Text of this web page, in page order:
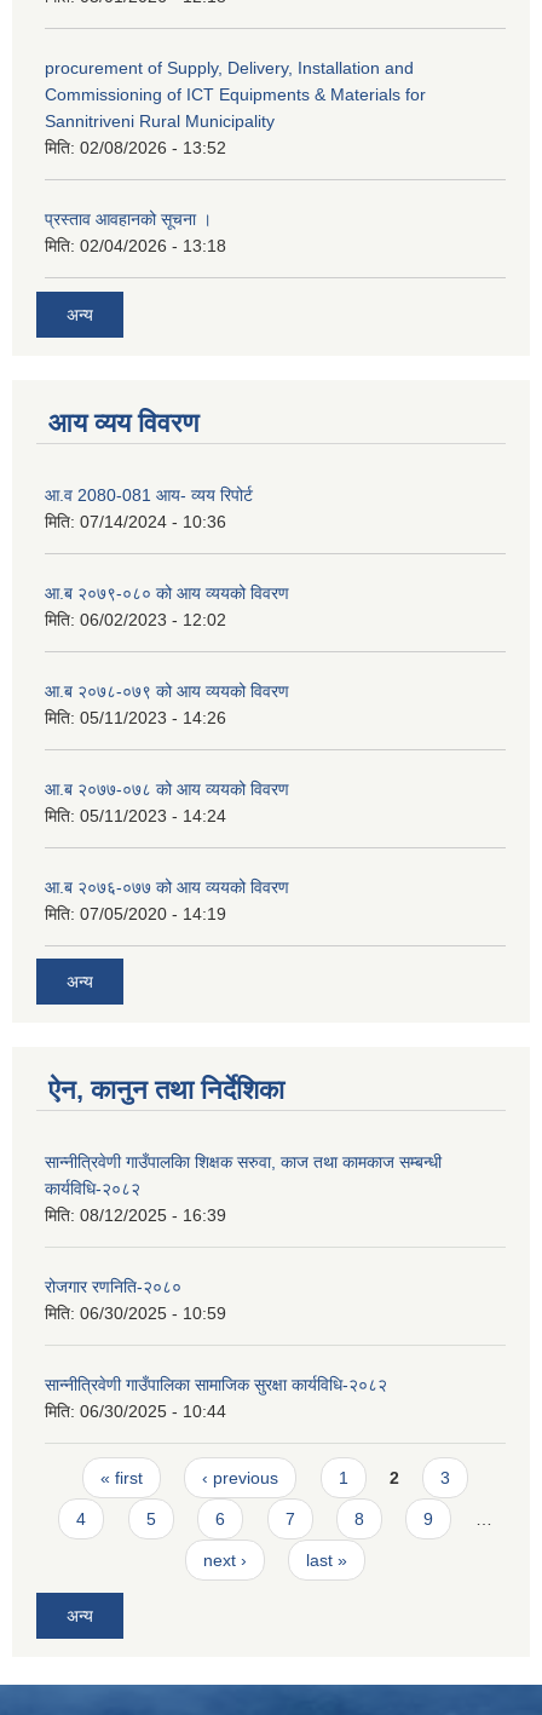
procurement of Supply, Delivery, Installation and
Commissioning of ICT Equipments & Materials for
Sannitriveni Rural Municipality
मिति: 02/08/2026 - 13:52
प्रस्ताव आवहानको सूचना ।
मिति: 02/04/2026 - 13:18
अन्य
आय व्यय विवरण
आ.व 2080-081 आय- व्यय रिपोर्ट
मिति: 07/14/2024 - 10:36
आ.ब २०७९-०८० को आय व्ययको विवरण
मिति: 06/02/2023 - 12:02
आ.ब २०७८-०७९ को आय व्ययको विवरण
मिति: 05/11/2023 - 14:26
आ.ब २०७७-०७८ को आय व्ययको विवरण
मिति: 05/11/2023 - 14:24
आ.ब २०७६-०७७ को आय व्ययको विवरण
मिति: 07/05/2020 - 14:19
अन्य
ऐन, कानुन तथा निर्देशिका
सान्नीत्रिवेणी गाउँपालकिा शिक्षक सरुवा, काज तथा कामकाज सम्बन्धी
कार्यविधि-२०८२
मिति: 08/12/2025 - 16:39
रोजगार रणनिति-२०८०
मिति: 06/30/2025 - 10:59
सान्नीत्रिवेणी गाउँपालिका सामाजिक सुरक्षा कार्यविधि-२०८२
मिति: 06/30/2025 - 10:44
Pages
« first ‹ previous 1 2 3
4 5 6 7 8 9
next › last »
अन्य